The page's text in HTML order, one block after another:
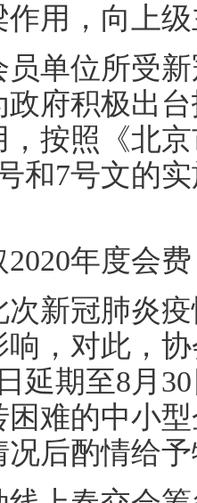
用，向上级
位所受新
府积极出
按照《北
和7号文的
年度会费
冠肺炎疫
，对此，
延期至8月
难的中小
后酌情给